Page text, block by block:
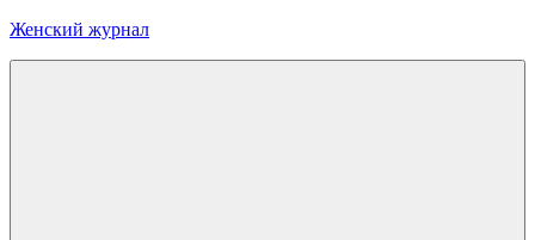
Перейти
Женский журнал